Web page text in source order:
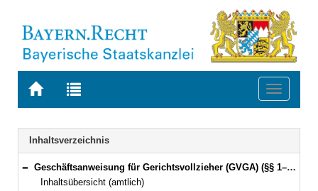
Zur
BAYERN.RECHT
Zur
letzten
Suche
Toggle
Navigation
Inhaltsverzeichnis
Bereich reduzieren
Geschäftsanweisung für Gerichtsvollzieher (GVGA) (§§ 1–199)
Inhaltsübersicht (amtlich)